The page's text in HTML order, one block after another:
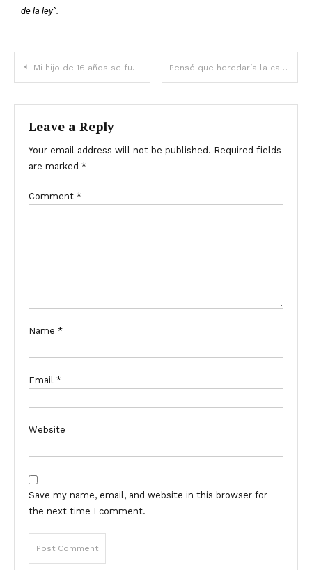
de la ley”.
Mi hijo de 16 años se fue a pasar el verano con su abuela – Un día, recibí una llamada de ella Pensé que heredaría la casa de mi madre, pero me dejó una carta diciendo que desaparecería en tres días a menos que hiciera una cosa – Historia del día
Leave a Reply
Your email address will not be published. Required fields
are marked *
Comment *
Name *
Email *
Website
Save my name, email, and website in this browser for
the next time I comment.